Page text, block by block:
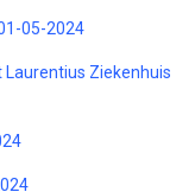
05-2024
Ziekenhuis